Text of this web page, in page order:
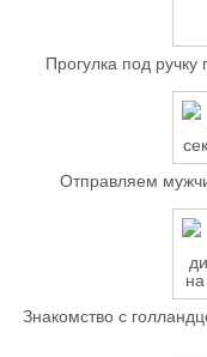
Прогулка под
Отправляем
Знакомство с